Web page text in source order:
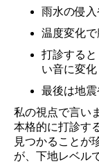
雨水の侵
温度変化
打診する
い音に変化
最後は地
私の視点で言い
本格的に打診す
見つかることが
が、下地レベル